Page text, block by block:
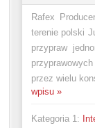
Rafex
terenie polski
przypraw
przez wielu
wpisu »
Kategoria 1: